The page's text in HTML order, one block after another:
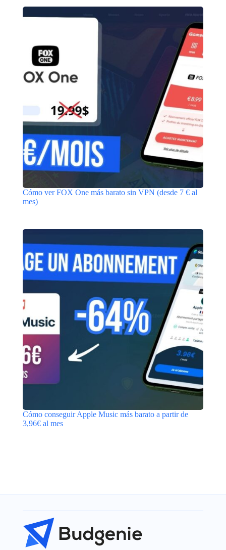
Cómo ver FOX One más barato sin VPN (desde 7 € al
mes)
Cómo conseguir Apple Music más barato a partir de
3,96€ al mes